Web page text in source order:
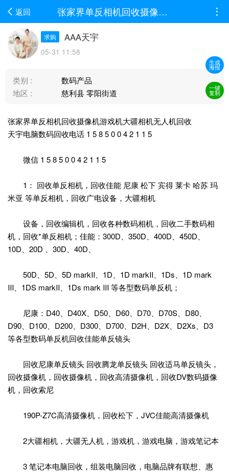
生成
海报
一键
复制
返回 张家界单反相机回收摄像机游戏机大疆相机无人机回收天宇电脑数码回收电话 1 5 8 5 0 0...
求购 AAA天宇
05-31 11:58
类别 :
数码产品
地区 :
慈利县 零阳街道
张家界单反相机回收摄像机游戏机大疆相机无人机回收
天宇电脑数码回收电话 1 5 8 5 0 0 4 2 1 1 5
微信 1 5 8 5 0 0 4 2 1 1 5
1： 回收单反相机，回收佳能 尼康 松下 宾得 莱卡 哈苏 玛
米亚 等单反相机，回收广电设备，大疆相机
设备，回收编辑机，回收各种数码相机，回收二手数码相
机，回收*单反相机；佳能：300D、350D、400D、450D、
10D、20D 、30D、40D、
50D、5D、5D markⅡ、1D、1D markⅡ、1Ds、1D mark
Ⅲ、1DS markⅡ、1Ds mark Ⅲ 等各型数码单反机；
尼康：D40、D40X、D50、D60、D70、D70S、D80、
D90、D100、D200、D300、D700、D2H、D2X、D2Xs、D3
等各型数码单反机回收佳能单反镜头
回收尼康单反镜头 回收腾龙单反镜头 回收适马单反镜头，
回收摄像机，回收摄像机，回收高清摄像机，回收DV数码摄像
机，回收索尼
190P-Z7C高清摄像机，回收松下，JVC佳能高清摄像机
2大疆相机，大疆无人机，游戏机，游戏电脑，游戏笔记本
3 笔记本电脑回收，组装电脑回收，电脑品牌有联想、惠